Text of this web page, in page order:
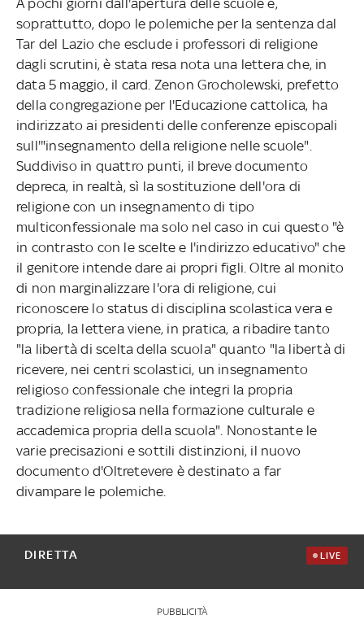
soprattutto, dopo le polemiche per la sentenza dal
Tar del Lazio che esclude i professori di religione
dagli scrutini, è stata resa nota una lettera che, in
data 5 maggio, il card. Zenon Grocholewski, prefetto
della congregazione per l'Educazione cattolica, ha
indirizzato ai presidenti delle conferenze episcopali
sull'"insegnamento della religione nelle scuole".
Suddiviso in quattro punti, il breve documento
depreca, in realtà, sì la sostituzione dell'ora di
religione con un insegnamento di tipo
multiconfessionale ma solo nel caso in cui questo "è
in contrasto con le scelte e l'indirizzo educativo" che
il genitore intende dare ai propri figli. Oltre al monito
di non marginalizzare l'ora di religione, cui
riconoscere lo status di disciplina scolastica vera e
propria, la lettera viene, in pratica, a ribadire tanto
"la libertà di scelta della scuola" quanto "la libertà di
ricevere, nei centri scolastici, un insegnamento
religioso confessionale che integri la propria
tradizione religiosa nella formazione culturale e
accademica propria della scuola". Nonostante le
varie precisazioni e sottili distinzioni, il nuovo
documento d'Oltretevere è destinato a far
divampare le polemiche.
DIRETTA LIVE
PUBBLICITÀ